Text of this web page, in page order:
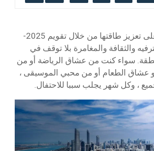
تعمل أبوظبي على تعزيز طاقتها من خلال تقويم 2025-
بالترفيه والثقافة والمغامرة بلا توقف في
سواء كنت من عشاق الرياضة أو من
عشاق الطعام أو من محبي الموسيقى ،
، وكل شهر يجلب سببا للاحتفال.